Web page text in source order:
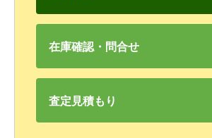
在庫確認・問合せ
査定見積もり